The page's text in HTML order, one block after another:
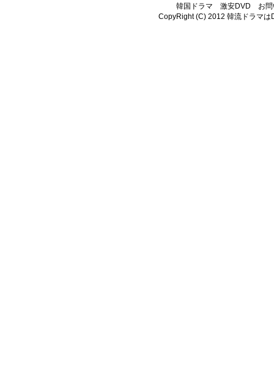
韓国ドラマ 激安DVD
お
CopyRight (C) 2012韓流ドラマは